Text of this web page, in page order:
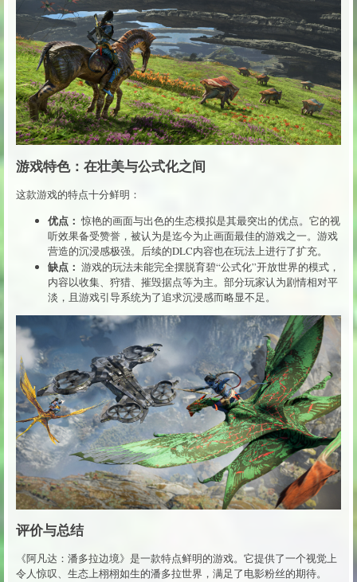
游戏特色：在壮美与公式化之间
这款游戏的特点十分鲜明：
优点： 惊艳的画面与出色的生态模拟是其最突出的优点。它的视
听效果备受赞誉，被认为是迄今为止画面最佳的游戏之一。游戏
营造的沉浸感极强。后续的DLC内容也在玩法上进行了扩充。
缺点： 游戏的玩法未能完全摆脱育碧“公式化”开放世界的模式，
内容以收集、狩猎、摧毁据点等为主。部分玩家认为剧情相对平
淡，且游戏引导系统为了追求沉浸感而略显不足。
评价与总结
《阿凡达：潘多拉边境》是一款特点鲜明的游戏。它提供了一个视觉上
令人惊叹、生态上栩栩如生的潘多拉世界，满足了电影粉丝的期待。